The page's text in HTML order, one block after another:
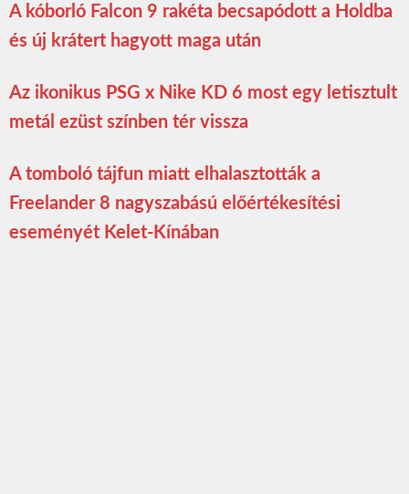
A kóborló Falcon 9 rakéta becsapódott a Holdba
és új krátert hagyott maga után
Az ikonikus PSG x Nike KD 6 most egy letisztult
metál ezüst színben tér vissza
A tomboló tájfun miatt elhalasztották a
Freelander 8 nagyszabású előértékesítési
eseményét Kelet-Kínában